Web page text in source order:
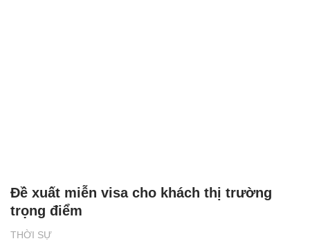
THỜI SỰ
Đề xuất miễn visa cho khách thị trường
trọng điểm